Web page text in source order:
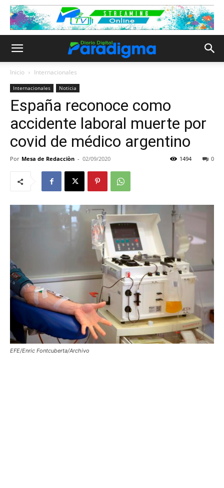
Inicio Internacionales
Internacionales Noticia
España reconoce como
accidente laboral muerte por
covid de médico argentino
Por Mesa de Redacciòn - 02/09/2020 0
1494
EFE/Enric Fontcuberta/Archivo